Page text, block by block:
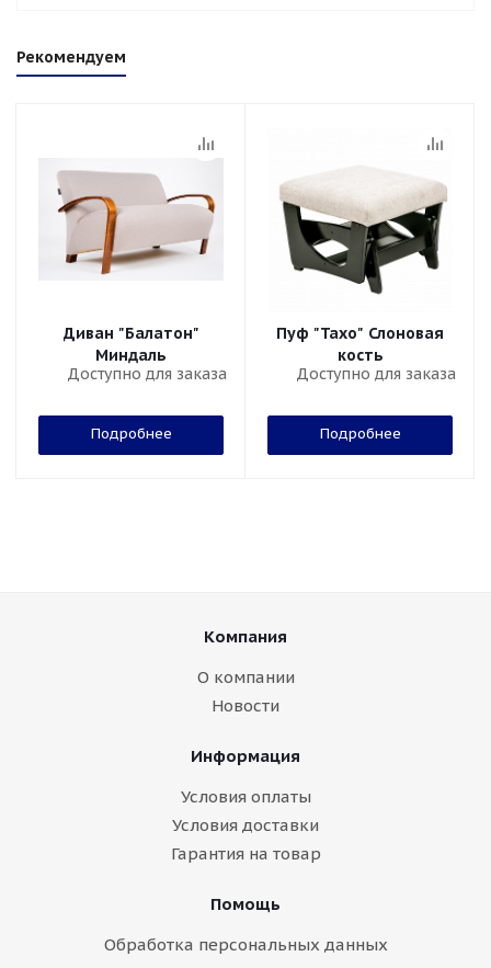
Рекомендуем
Диван "Балатон"
Миндаль
Доступно для заказа
Подробнее
Пуф "Тахо" Слоновая
кость
Доступно для заказа
Подробнее
Компания
О компании
Новости
Информация
Условия оплаты
Условия доставки
Гарантия на товар
Помощь
Обработка персональных данных